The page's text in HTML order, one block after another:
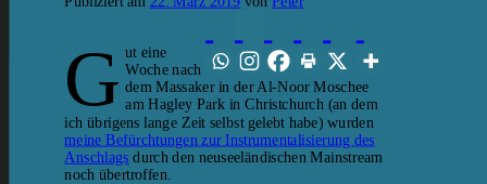
G ut eine
Woche nach
dem Massaker in der Al-Noor Moschee
am Hagley Park in Christchurch (an dem
ich übrigens lange Zeit selbst gelebt habe) wurden
meine Befürchtungen zur Instrumentalisierung des
Anschlags durch den neuseeländischen Mainstream
noch übertroffen.